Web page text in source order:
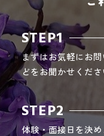
STEP1
まずはお気軽にお
どをお聞かせくださ
STEP2
体験・面接日を決め